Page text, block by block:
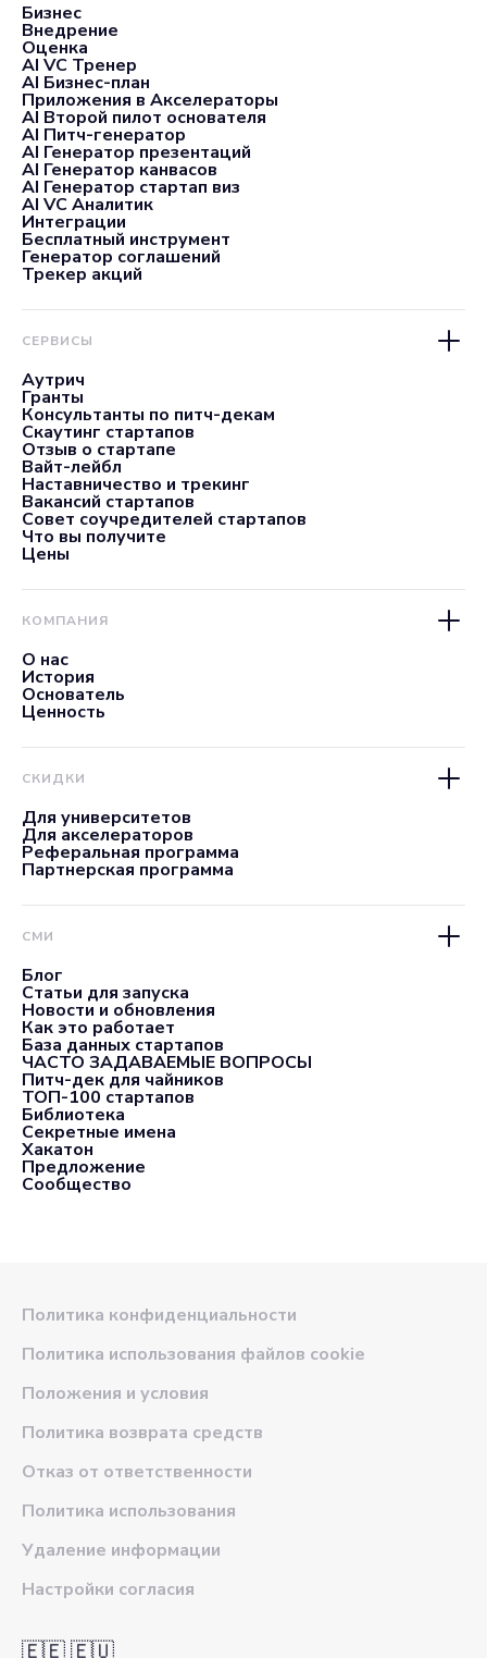
Бизнес
Внедрение
Оценка
AI VC Тренер
AI Бизнес-план
Приложения в Акселераторы
AI Второй пилот основателя
AI Питч-генератор
AI Генератор презентаций
AI Генератор канвасов
AI Генератор стартап виз
AI VC Аналитик
Интеграции
Бесплатный инструмент
Генератор соглашений
Трекер акций
СЕРВИСЫ
Аутрич
Гранты
Консультанты по питч-декам
Скаутинг стартапов
Отзыв о стартапе
Вайт-лейбл
Наставничество и трекинг
Вакансий стартапов
Совет соучредителей стартапов
Что вы получите
Цены
КОМПАНИЯ
О нас
История
Основатель
Ценность
СКИДКИ
Для университетов
Для акселераторов
Реферальная программа
Партнерская программа
СМИ
Блог
Статьи для запуска
Новости и обновления
Как это работает
База данных стартапов
ЧАСТО ЗАДАВАЕМЫЕ ВОПРОСЫ
Питч-дек для чайников
ТОП-100 стартапов
Библиотека
Секретные имена
Хакатон
Предложение
Сообщество
Политика конфиденциальности
Политика использования файлов cookie
Положения и условия
Политика возврата средств
Отказ от ответственности
Политика использования
Удаление информации
Настройки согласия
🇪🇪 🇪🇺